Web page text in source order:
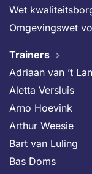
Wet
Omgevingswet
Trainers
Adriaan van ’t
Aletta Versluis
Arno Hoevink
Arthur Weesie
Bart van Luling
Bas Doms